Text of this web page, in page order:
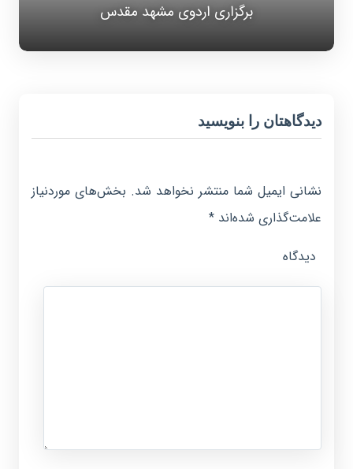
برگزاری اردوی مشهد مقدس
دیدگاهتان را بنویسید
نشانی ایمیل شما منتشر نخواهد شد. بخش‌های موردنیاز
علامت‌گذاری شده‌اند*
دیدگاه